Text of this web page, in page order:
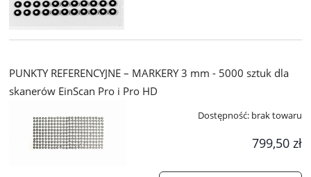
PUNKTY REFERENCYJNE – MARKERY 3 mm - 5000 sztuk dla
skanerów EinScan Pro i Pro HD
Dostępność: brak towaru
799,50 zł